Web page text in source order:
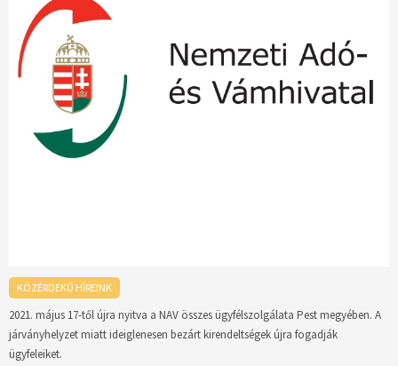
KÖZÉRDEKŰ HÍREINK
2021. május 17-től újra nyitva a NAV összes ügyfélszolgálata Pest megyében. A
járványhelyzet miatt ideiglenesen bezárt kirendeltségek újra fogadják
ügyfeleiket.